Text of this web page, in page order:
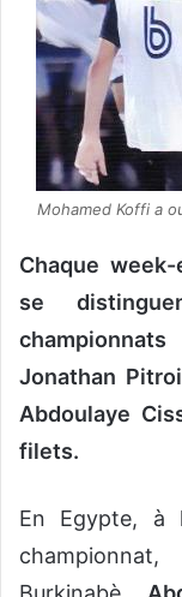
Mohamed Koffi a
Chaque
se
Jonathan
Abdoulaye
filets.
En Egypte, à